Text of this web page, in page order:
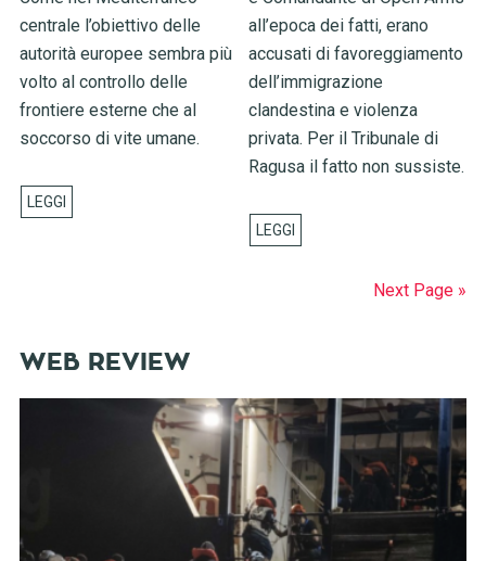
centrale l’obiettivo delle
autorità europee sembra più
volto al controllo delle
frontiere esterne che al
soccorso di vite umane.
all’epoca dei fatti, erano
accusati di favoreggiamento
dell’immigrazione
clandestina e violenza
privata. Per il Tribunale di
Ragusa il fatto non sussiste.
Next Page »
WEB REVIEW